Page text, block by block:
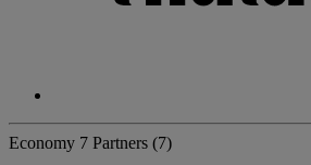
Economy 7 Partners (7)